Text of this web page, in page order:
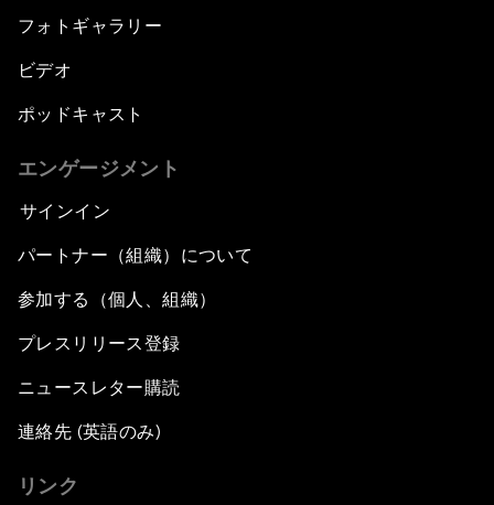
フォトギャラリー
ビデオ
ポッドキャスト
エンゲージメント
サインイン
パートナー（組織）について
参加する（個人、組織）
プレスリリース登録
ニュースレター購読
連絡先 (英語のみ)
リンク